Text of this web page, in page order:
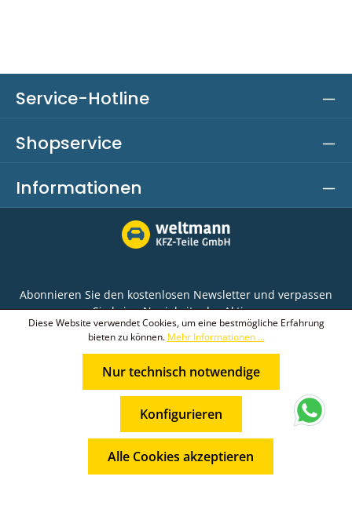
Service-Hotline
Shopservice
Informationen
Abonnieren Sie den kostenlosen Newsletter und verpassen
Sie keine Neuigkeit oder Aktion.
E-Mail-Adresse*
Datenschutzbestimmungenzur
Kenntnis genommen und dieAGBgelesen und bin
mit ihnen einverstanden.
Die mit einem Stern (*) markierten Felder sind
© 2026 Weltmann KFZ-Teile GmbH
* Alle Preise inkl. gesetzl. Mehrwertsteuer zzgl.
und ggf. Nachnahmegebühren, wenn nicht
anders angegeben.
Diese Website verwendet Cookies, um eine bestmögliche Erfahrung
bieten zu können. Mehr Informationen ...
Nur technisch notwendige
Konfigurieren
Alle Cookies akzeptieren